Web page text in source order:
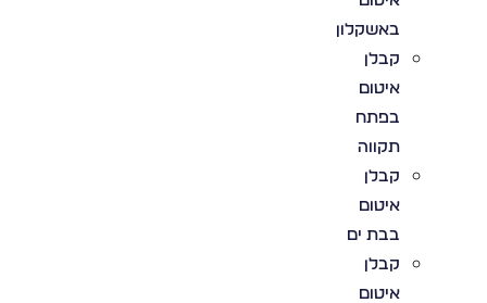
באשקלון
קבלן
איטום
בפתח
תקווה
קבלן
איטום
בבת ים
קבלן
איטום